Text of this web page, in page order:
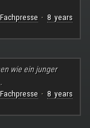
· 8 years
wie ein junger
· 8 years